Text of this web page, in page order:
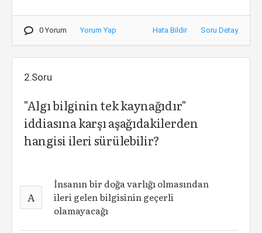
0 Yorum Yorum Yap Hata Bildir Soru Detay
2.Soru
"Algı bilginin tek kaynağıdır"
iddiasına karşı aşağıdakilerden
hangisi ileri sürülebilir?
A
İnsanın bir doğa varlığı olmasından
ileri gelen bilgisinin geçerli
olamayacağı